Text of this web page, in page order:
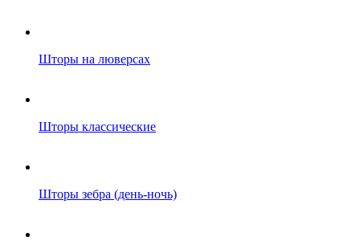
Шторы на люверсах
Шторы классические
Шторы зебра (день-ночь)